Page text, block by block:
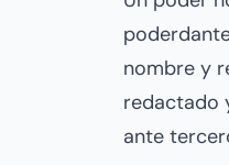
nombre y
redactado
ante